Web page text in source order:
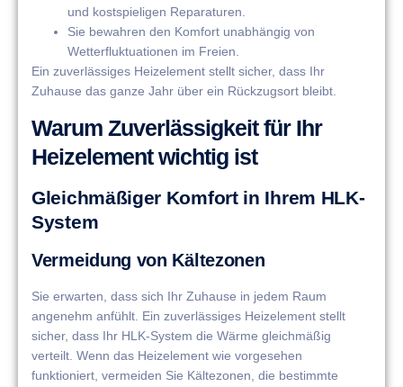
und kostspieligen Reparaturen.
Sie bewahren den Komfort unabhängig von
Wetterfluktuationen im Freien.
Ein zuverlässiges Heizelement stellt sicher, dass Ihr
Zuhause das ganze Jahr über ein Rückzugsort bleibt.
Warum Zuverlässigkeit für Ihr
Heizelement wichtig ist
Gleichmäßiger Komfort in Ihrem HLK-
System
Vermeidung von Kältezonen
Sie erwarten, dass sich Ihr Zuhause in jedem Raum
angenehm anfühlt. Ein zuverlässiges Heizelement stellt
sicher, dass Ihr HLK-System die Wärme gleichmäßig
verteilt. Wenn das Heizelement wie vorgesehen
funktioniert, vermeiden Sie Kältezonen, die bestimmte